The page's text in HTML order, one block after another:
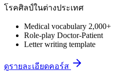
โรคศิลป์ในต่างประเทศ
Medical vocabulary 2,000+
Role-play Doctor-Patient
Letter writing template
ดูรายละเอียดคอร์ส